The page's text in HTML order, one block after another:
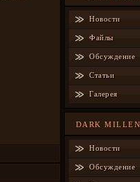
Новости
Файлы
Обсуждение
Статьи
Галерея
DARK
Новости
Обсуждение